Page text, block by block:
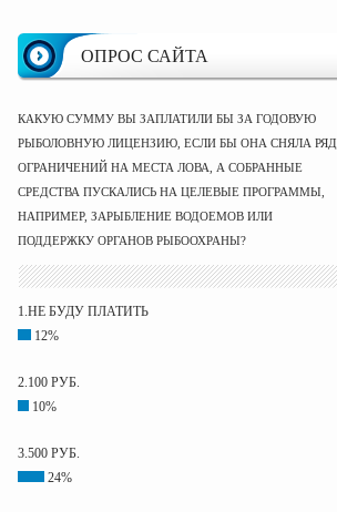
ОПРОС САЙТА
КАКУЮ СУММУ ВЫ ЗАПЛАТИЛИ БЫ ЗА ГОДОВУЮ
РЫБОЛОВНУЮ ЛИЦЕНЗИЮ, ЕСЛИ БЫ ОНА СНЯЛА РЯД
ОГРАНИЧЕНИЙ НА МЕСТА ЛОВА, А СОБРАННЫЕ
СРЕДСТВА ПУСКАЛИСЬ НА ЦЕЛЕВЫЕ ПРОГРАММЫ,
НАПРИМЕР, ЗАРЫБЛЕНИЕ ВОДОЕМОВ ИЛИ
ПОДДЕРЖКУ ОРГАНОВ РЫБООХРАНЫ?
1.НЕ БУДУ ПЛАТИТЬ
12%
2.100 РУБ.
10%
3.500 РУБ.
24%